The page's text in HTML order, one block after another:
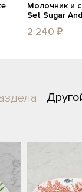
Молочник и
Set Sugar
2 240 ₽